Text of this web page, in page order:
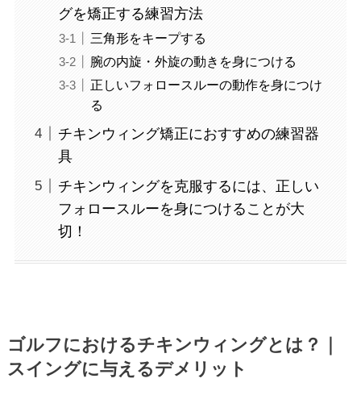
グを矯正する練習方法
三角形をキープする
腕の内旋・外旋の動きを身につける
正しいフォロースルーの動作を身につけ
る
チキンウィング矯正におすすめの練習器
具
チキンウィングを克服するには、正しい
フォロースルーを身につけることが大
切！
ゴルフにおけるチキンウィングとは？｜
スイングに与えるデメリット